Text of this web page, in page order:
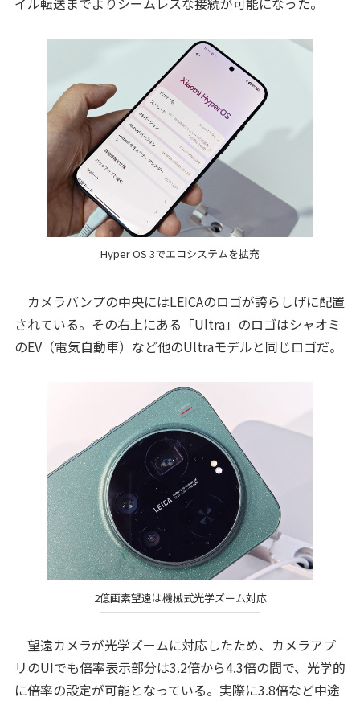
Hyper OS 3でエコシステムを拡充
カメラバンプの中央にはLEICAのロゴが誇らしげに配置
されている。その右上にある「Ultra」のロゴはシャオミ
のEV（電気自動車）など他のUltraモデルと同じロゴだ。
2億画素望遠は機械式光学ズーム対応
望遠カメラが光学ズームに対応したため、カメラアプ
リのUIでも倍率表示部分は3.2倍から4.3倍の間で、光学的
に倍率の設定が可能となっている。実際に3.8倍など中途